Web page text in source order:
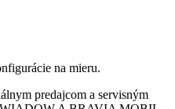
na mieru.
predajcom a servisným